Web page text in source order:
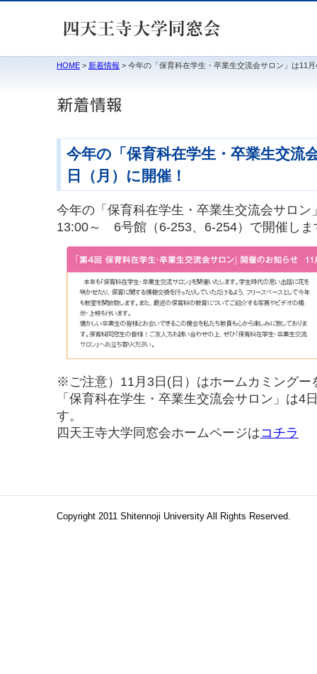
HOME > 新着情報 > 今年の「保育科在学生・卒業生交流会サロン」は11
今年の「保育科在学生・卒業生交流
日（月）に開催！
今年の「保育科在学生・卒業生交流会サロン
13:00～ 6号館（6-253、6-254）で開催しま
※ご注意）11月3日(日）はホームカミングー
「保育科在学生・卒業生交流会サロン」は4
す。
四天王寺大学同窓会ホームページはコチラ
Copyright 2011 Shitennoji University All Rights Reserved.